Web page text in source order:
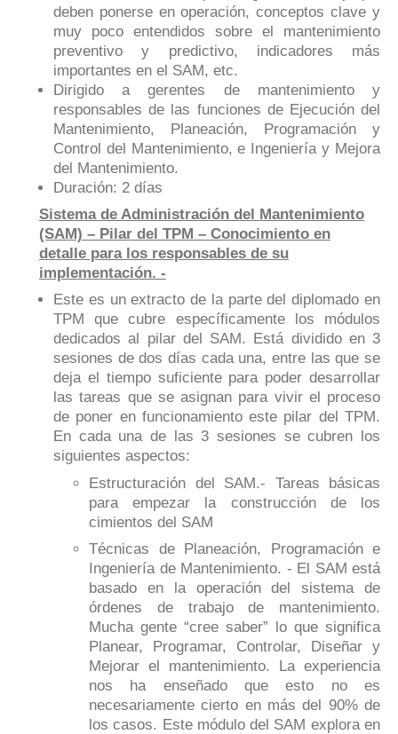
deben ponerse en operación, conceptos clave y
muy poco entendidos sobre el mantenimiento
preventivo y predictivo, indicadores más
importantes en el SAM, etc.
Dirigido a gerentes de mantenimiento y
responsables de las funciones de Ejecución del
Mantenimiento, Planeación, Programación y
Control del Mantenimiento, e Ingeniería y Mejora
del Mantenimiento.
Duración: 2 días
Sistema de Administración del Mantenimiento
(SAM) – Pilar del TPM – Conocimiento en
detalle para los responsables de su
implementación. -
Este es un extracto de la parte del diplomado en
TPM que cubre específicamente los módulos
dedicados al pilar del SAM. Está dividido en 3
sesiones de dos días cada una, entre las que se
deja el tiempo suficiente para poder desarrollar
las tareas que se asignan para vivir el proceso
de poner en funcionamiento este pilar del TPM.
En cada una de las 3 sesiones se cubren los
siguientes aspectos:
Estructuración del SAM.- Tareas básicas
para empezar la construcción de los
cimientos del SAM
Técnicas de Planeación, Programación e
Ingeniería de Mantenimiento. - El SAM está
basado en la operación del sistema de
órdenes de trabajo de mantenimiento.
Mucha gente “cree saber” lo que significa
Planear, Programar, Controlar, Diseñar y
Mejorar el mantenimiento. La experiencia
nos ha enseñado que esto no es
necesariamente cierto en más del 90% de
los casos. Este módulo del SAM explora en